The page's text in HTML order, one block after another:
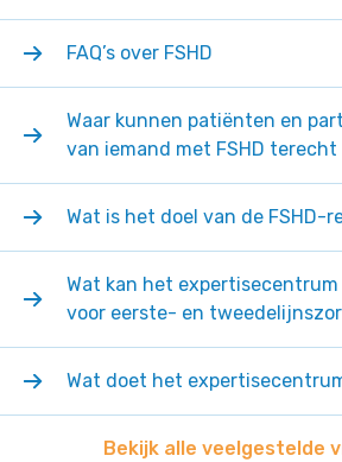
FAQ’s over FSHD
Waar kunnen patiënten en
van iemand met FSHD
Wat is het doel van de FSHD-
Wat kan het expertisecentrum
voor eerste- en
Wat doet het
Bekijk alle veelgestelde